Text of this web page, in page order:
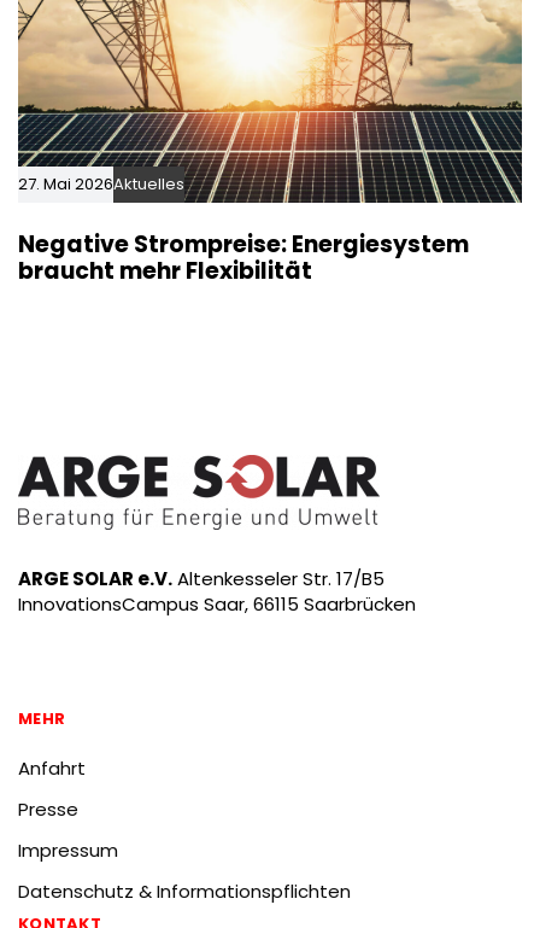
27. Mai 2026Aktuelles
Negative Strompreise: Energiesystem
braucht mehr Flexibilität
ARGE SOLAR e.V.Altenkesseler Str. 17/B5
InnovationsCampus Saar, 66115 Saarbrücken
MEHR
Anfahrt
Presse
Impressum
Datenschutz & Informationspflichten